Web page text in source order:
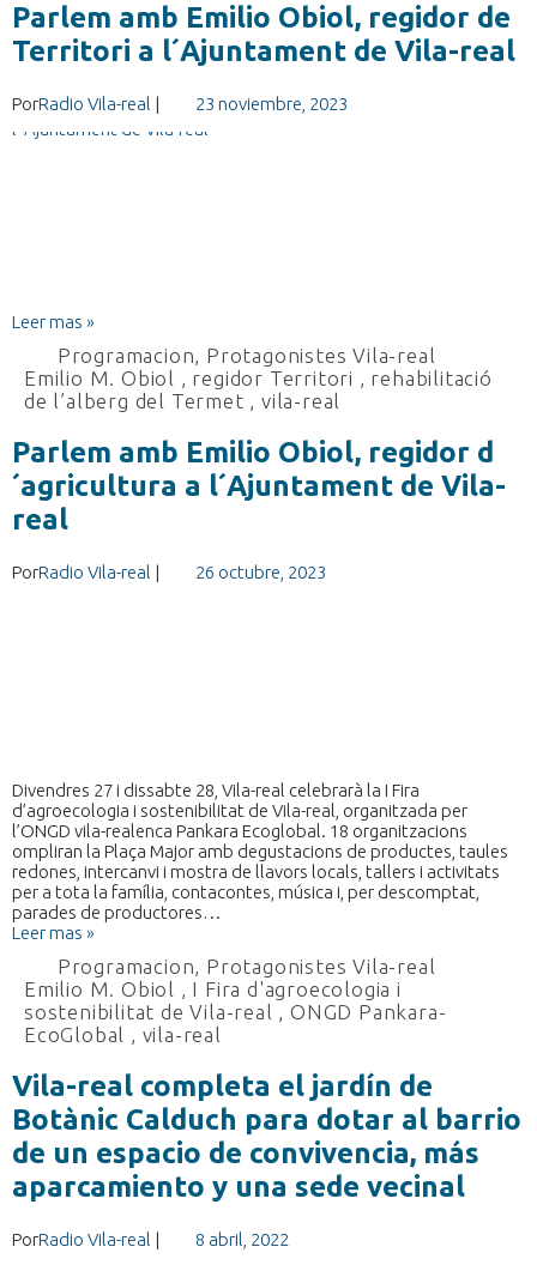
Parlem amb Emilio Obiol, regidor de
Territori a l´Ajuntament de Vila-real
PorRadio Vila-real | 23 noviembre, 2023
Leer mas »
Programacion, Protagonistes Vila-real
Emilio M. Obiol , regidor Territori , rehabilitació
de l’alberg del Termet ,vila-real
Parlem amb Emilio Obiol, regidor d
´agricultura a l´Ajuntament de Vila-
real
PorRadio Vila-real | 26 octubre, 2023
Divendres 27 i dissabte 28, Vila-real celebrarà la I Fira
d’agroecologia i sostenibilitat de Vila-real, organitzada per
l’ONGD vila-realenca Pankara Ecoglobal. 18 organitzacions
ompliran la Plaça Major amb degustacions de productes, taules
redones, intercanvi i mostra de llavors locals, tallers i activitats
per a tota la família, contacontes, música i, per descomptat,
parades de productores…
Leer mas »
Programacion, Protagonistes Vila-real
Emilio M. Obiol , I Fira d'agroecologia i
sostenibilitat de Vila-real ,ONGD Pankara-
EcoGlobal , vila-real
Vila-real completa el jardín de
Botànic Calduch para dotar al barrio
de un espacio de convivencia, más
aparcamiento y una sede vecinal
PorRadio Vila-real | 8 abril, 2022